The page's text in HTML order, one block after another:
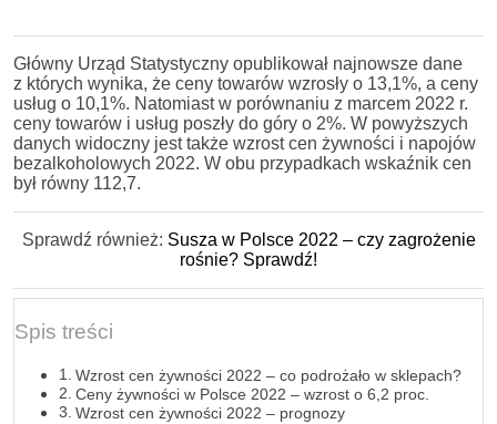
Główny Urząd Statystyczny opublikował najnowsze dane
z których wynika, że ceny towarów wzrosły o 13,1%, a ceny
usług o 10,1%. Natomiast w porównaniu z marcem 2022 r.
ceny towarów i usług poszły do góry o 2%. W powyższych
danych widoczny jest także wzrost cen żywności i napojów
bezalkoholowych 2022. W obu przypadkach wskaźnik cen
był równy 112,7.
Sprawdź również: Susza w Polsce 2022 – czy zagrożenie
rośnie? Sprawdź!
Spis treści
Wzrost cen żywności 2022 – co podrożało w sklepach?
Ceny żywności w Polsce 2022 – wzrost o 6,2 proc.
Wzrost cen żywności 2022 – prognozy